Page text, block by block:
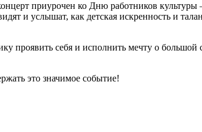
приурочен ко Дню работников
и услышат, как детская искренность и
проявить себя и исполнить мечту о
это значимое событие!